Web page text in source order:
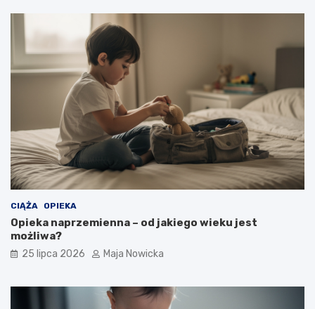
CIĄŻA OPIEKA
Opieka naprzemienna – od jakiego wieku jest
możliwa?
25 lipca 2026 Maja Nowicka